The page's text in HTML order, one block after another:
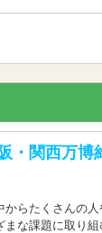
・関西万博
からたくさんの
まな課題に取り